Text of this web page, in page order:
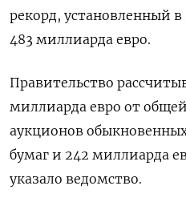
рекорд, установленный в
483 миллиарда евро.
Правительство
миллиарда евро от
аукционов
бумаг и 242 миллиарда
указало ведомство.